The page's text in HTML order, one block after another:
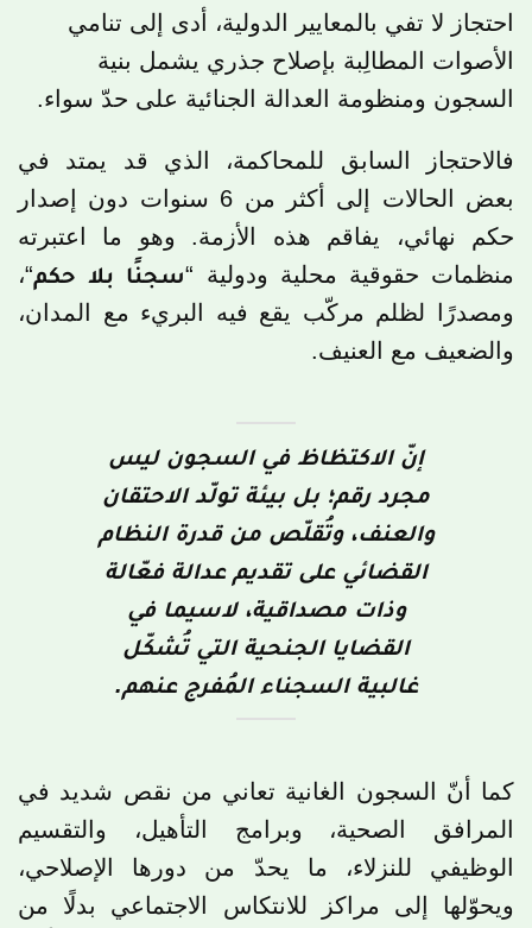
احتجاز لا تفي بالمعايير الدولية، أدى إلى تنامي
الأصوات المطالِبة بإصلاح جذري يشمل بنية
السجون ومنظومة العدالة الجنائية على حدّ سواء.
فالاحتجاز السابق للمحاكمة، الذي قد يمتد في
بعض الحالات إلى أكثر من 6 سنوات دون إصدار
حكم نهائي، يفاقم هذه الأزمة. وهو ما اعتبرته
منظمات حقوقية محلية ودولية “سجنًا بلا حكم“،
ومصدرًا لظلم مركّب يقع فيه البريء مع المدان،
والضعيف مع العنيف.
إنّ الاكتظاظ في السجون ليس
مجرد رقم؛ بل بيئة تولّد الاحتقان
والعنف، وتُقلّص من قدرة النظام
القضائي على تقديم عدالة فعّالة
وذات مصداقية، لاسيما في
القضايا الجنحية التي تُشكّل
غالبية السجناء المُفرج عنهم.
كما أنّ السجون الغانية تعاني من نقص شديد في
المرافق الصحية، وبرامج التأهيل، والتقسيم
الوظيفي للنزلاء، ما يحدّ من دورها الإصلاحي،
ويحوّلها إلى مراكز للانتكاس الاجتماعي بدلًا من